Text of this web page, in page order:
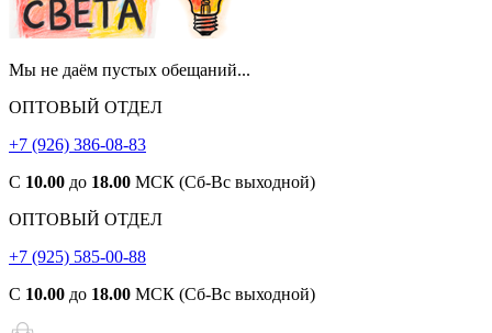
Мы не даём пустых обещаний...
ОПТОВЫЙ ОТДЕЛ
+7 (926) 386-08-83
С 10.00 до 18.00 МСК (Сб-Вс выходной)
ОПТОВЫЙ ОТДЕЛ
+7 (925) 585-00-88
С 10.00 до 18.00 МСК (Сб-Вс выходной)